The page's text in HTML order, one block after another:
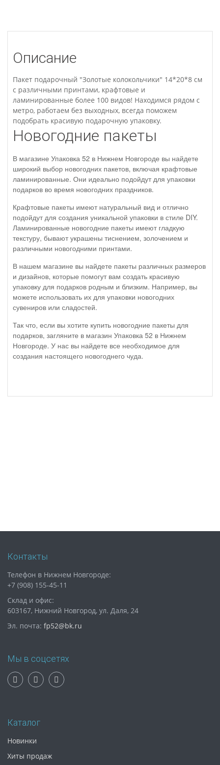
Описание
Пакет подарочный "Золотые колокольчики" 14*20*8 см
с различными принтами, крафтовые и
ламинированные более 100 видов! Находимся рядом с
метро, работаем без выходных, всегда поможем
подобрать красивую подарочную упаковку.
Новогодние пакеты
В магазине Упаковка 52 в Нижнем Новгороде вы найдете
широкий выбор новогодних пакетов, включая крафтовые
ламинированные. Они идеально подойдут для упаковки
подарков во время новогодних праздников.
Крафтовые пакеты имеют натуральный вид и отлично
подойдут для создания уникальной упаковки в стиле DIY.
Ламинированные новогодние пакеты имеют гладкую
текстуру, бывают украшены тиснением, золочением и
различными новогодними принтами.
В нашем магазине вы найдете пакеты различных размеров
и дизайнов, которые помогут вам создать красивую
упаковку для подарков родным и близким. Например, вы
можете использовать их для упаковки новогодних
сувениров или сладостей.
Так что, если вы хотите купить новогодние пакеты для
подарков, загляните в магазин Упаковка 52 в Нижнем
Новгороде. У нас вы найдете все необходимое для
создания настоящего новогоднего чуда.
Контакты
Телефон в Нижнем Новгороде:
+7 (908) 155-45-11
Склад и офис:
603167, Нижний Новгород, ул. Даля, 24
Эл. почта: fp52@bk.ru
Мы в соцсетях
Каталог
Новинки
Хиты продаж